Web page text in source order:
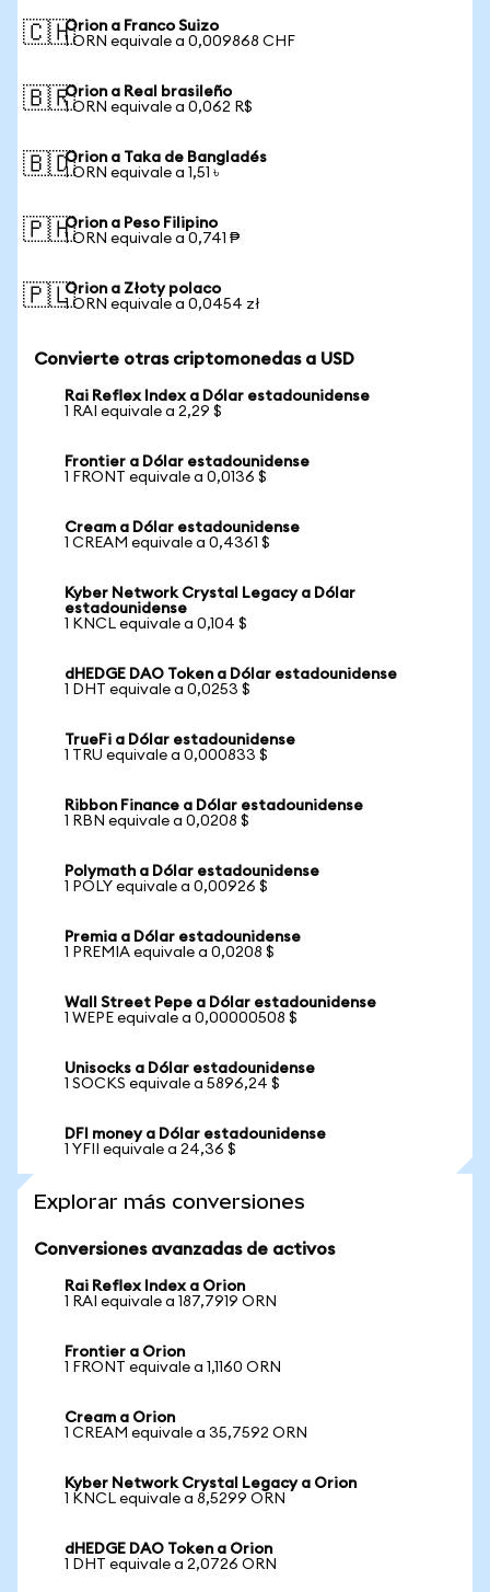
🇨🇭Orion a Franco Suizo
1 ORN equivale a 0,009868 CHF
🇧🇷Orion a Real brasileño
1 ORN equivale a 0,062 R$
🇧🇩Orion a Taka de Bangladés
1 ORN equivale a 1,51 ৳
🇵🇭Orion a Peso Filipino
1 ORN equivale a 0,741 ₱
🇵🇱Orion a Złoty polaco
1 ORN equivale a 0,0454 zł
Convierte otras criptomonedas a USD
Rai Reflex Index a Dólar estadounidense
1 RAI equivale a 2,29 $
Frontier a Dólar estadounidense
1 FRONT equivale a 0,0136 $
Cream a Dólar estadounidense
1 CREAM equivale a 0,4361 $
Kyber Network Crystal Legacy a Dólar
estadounidense
1 KNCL equivale a 0,104 $
dHEDGE DAO Token a Dólar estadounidense
1 DHT equivale a 0,0253 $
TrueFi a Dólar estadounidense
1 TRU equivale a 0,000833 $
Ribbon Finance a Dólar estadounidense
1 RBN equivale a 0,0208 $
Polymath a Dólar estadounidense
1 POLY equivale a 0,00926 $
Premia a Dólar estadounidense
1 PREMIA equivale a 0,0208 $
Wall Street Pepe a Dólar estadounidense
1 WEPE equivale a 0,00000508 $
Unisocks a Dólar estadounidense
1 SOCKS equivale a 5896,24 $
DFI money a Dólar estadounidense
1 YFII equivale a 24,36 $
Explorar más conversiones
Conversiones avanzadas de activos
Rai Reflex Index a Orion
1 RAI equivale a 187,7919 ORN
Frontier a Orion
1 FRONT equivale a 1,1160 ORN
Cream a Orion
1 CREAM equivale a 35,7592 ORN
Kyber Network Crystal Legacy a Orion
1 KNCL equivale a 8,5299 ORN
dHEDGE DAO Token a Orion
1 DHT equivale a 2,0726 ORN